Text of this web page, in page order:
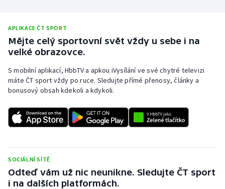
APLIKACE ČT SPORT
Mějte celý sportovní svět vždy u sebe i na
velké obrazovce.
S mobilní aplikací, HbbTV a apkou iVysílání ve své chytré televizi
máte ČT sport vždy po ruce. Sledujte přímé přenosy, články a
bonusový obsah kdekoli a kdykoli.
SOCIÁLNÍ SÍTĚ
Odteď vám už nic neunikne. Sledujte ČT sport
i na dalších platformách.